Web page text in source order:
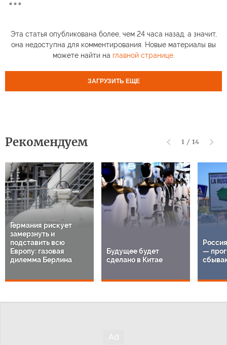
Эта статья опубликована более, чем 24 часа назад, а значит,
она недоступна для комментирования. Новые материалы вы
можете найти на главной странице.
ЗАГРУЗИТЬ ЕЩЕ
Рекомендуем 1 / 14
Германия рискует
замерзнуть и
подставить всю
Европу: газовая
дилемма Берлина
Будущее будет
сделано в Китае
—